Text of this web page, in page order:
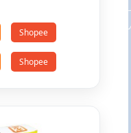
Shopee
Shopee